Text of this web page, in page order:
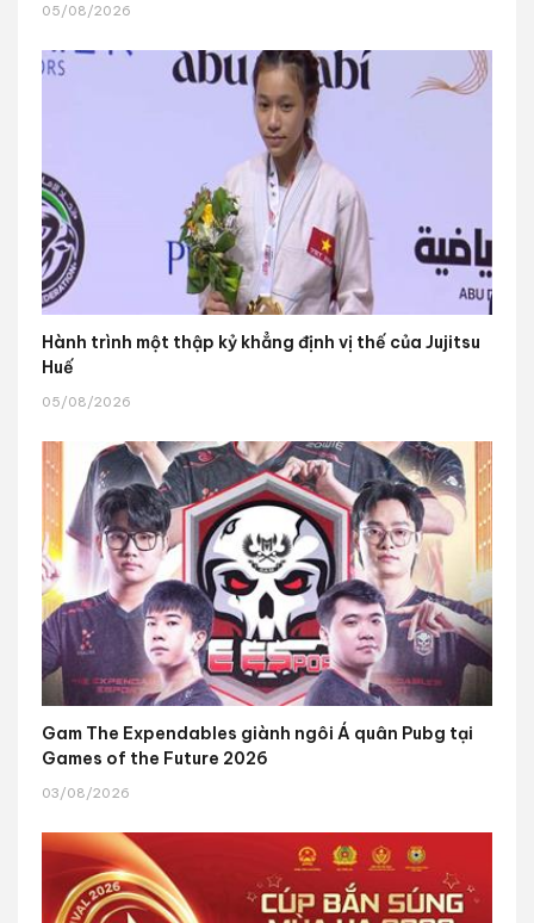
05/08/2026
Hành trình một thập kỷ khẳng định vị thế của Jujitsu
Huế
05/08/2026
Gam The Expendables giành ngôi Á quân Pubg tại
Games of the Future 2026
03/08/2026